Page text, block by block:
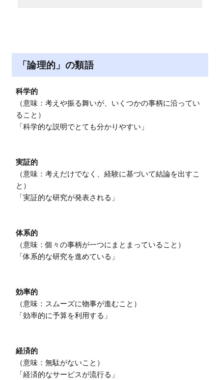
「論理的」の類語
科学的
（意味：考えや振る舞いが、いくつかの事柄に沿ってい
ること）
「科学的な説明でとても分かりやすい」
実証的
（意味：考えだけでなく、経験に基づいて結論を出すこ
と）
「実証的な研究が発表される」
体系的
（意味：個々の事柄が一つにまとまっていること）
「体系的な研究を進めている」
効率的
（意味：スムーズに物事が進むこと）
「効率的に予算を利用する」
経済的
（意味：無駄がないこと）
「経済的なサービスが流行る」